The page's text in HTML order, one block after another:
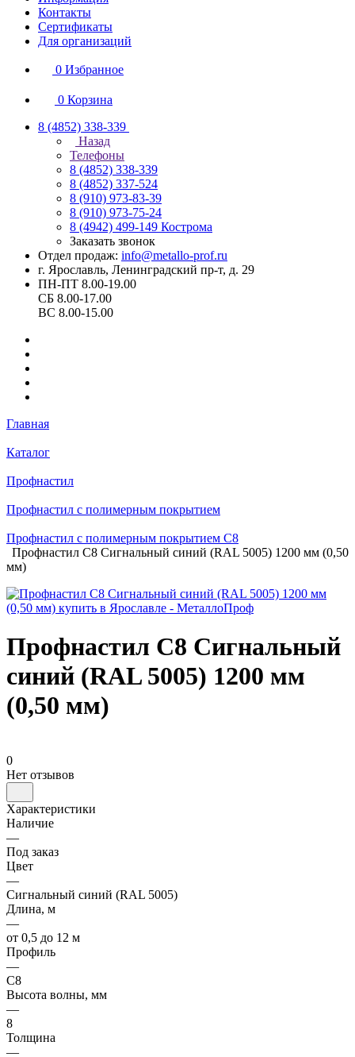
Контакты
Сертификаты
Для организаций
0 Избранное
0 Корзина
8 (4852) 338-339
Назад
Телефоны
8 (4852) 338-339
8 (4852) 337-524
8 (910) 973-83-39
8 (910) 973-75-24
8 (4942) 499-149 Кострома
Заказать звонок
Отдел продаж: info@metallo-prof.ru
г. Ярославль, Ленинградский пр-т, д. 29
ПН-ПТ 8.00-19.00
СБ 8.00-17.00
ВС 8.00-15.00
Главная
Каталог
Профнастил
Профнастил с полимерным покрытием
Профнастил с полимерным покрытием С8
Профнастил С8 Сигнальный синий (RAL 5005) 1200 мм (0,50
мм)
Профнастил С8 Сигнальный
синий (RAL 5005) 1200 мм
(0,50 мм)
0
Нет отзывов
Характеристики
Наличие
—
Под заказ
Цвет
—
Сигнальный синий (RAL 5005)
Длина, м
—
от 0,5 до 12 м
Профиль
—
С8
Высота волны, мм
—
8
Толщина
—